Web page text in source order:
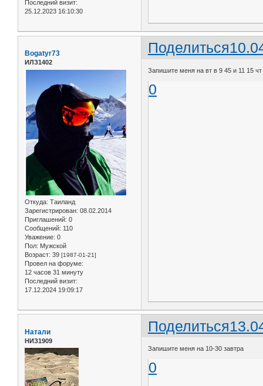
Последний визит:
25.12.2023 16:10:30
Поделиться
Bogatyr73
ИЛЗ1402
Откуда: Таиланд
Зарегистрирован: 08.02.2014
Приглашений: 0
Сообщений: 110
Уважение: 0
Пол: Мужской
Возраст: 39 [1987-01-21]
Провел на форуме:
12 часов 31 минуту
Последний визит:
17.12.2024 19:09:17
Запишите меня на вт в 9 45 и 11 15 чт
0
Поделиться
Натали
НИЗ1909
Запишите меня на 10-30 завтра
0